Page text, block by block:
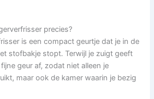
precies?
is een compact geurtje dat je in de
stofbakje stopt. Terwijl je zuigt geeft
geur af, zodat niet alleen je
maar ook de kamer waarin je bezig